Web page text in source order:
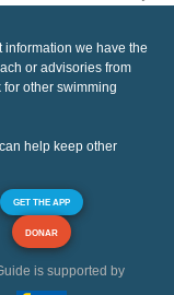
information we have the
or advisories from
other swimming
help keep other
GET THE APP
DONAR
is supported by